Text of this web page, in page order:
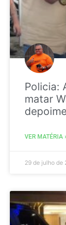
Policia:
matar
VER MATÉRIA
29 de julho de